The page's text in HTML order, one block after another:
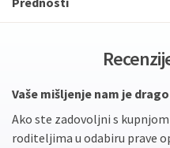
Vaše mišljenje nam je
Ako ste zadovoljni s
roditeljima u odabiru prave